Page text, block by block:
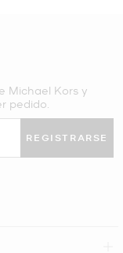
Michael Kors y
pedido.
REGISTRARSE